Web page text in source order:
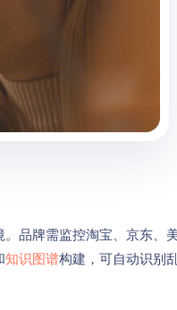
品牌需监控淘宝、京东、
知识图谱构建，可自动识别